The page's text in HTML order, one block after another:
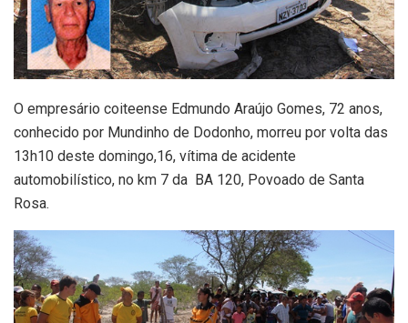
O empresário coiteense Edmundo Araújo Gomes, 72 anos,
conhecido por Mundinho de Dodonho, morreu por volta das
13h10 deste domingo,16, vítima de acidente
automobilístico, no km 7 da BA 120, Povoado de Santa
Rosa.